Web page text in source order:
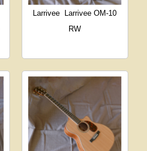
Larrivee Larrivee OM-10
RW